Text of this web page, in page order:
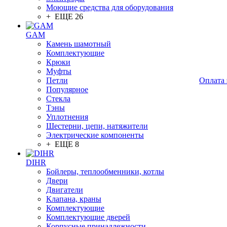
Моющие средства для оборудования
+ ЕЩЕ 26
GAM
Камень шамотный
Комплектующие
Крюки
Муфты
Петли
Популярное
Стекла
Тэны
Уплотнения
Шестерни, цепи, натяжители
Электрические компоненты
+ ЕЩЕ 8
DIHR
Бойлеры, теплообменники, котлы
Двери
Двигатели
Клапана, краны
Комплектующие
Комплектующие дверей
Оплата